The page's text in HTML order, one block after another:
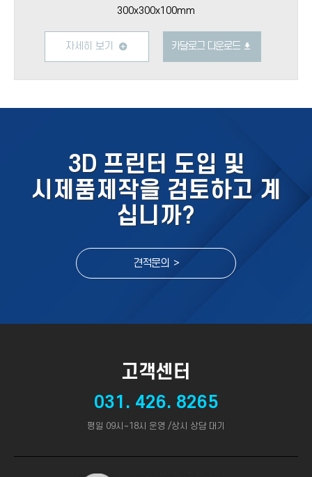
300x300x100mm
자세히 보기 카달로그 다운로드
3D 프린터 도입 및
시제품제작을 검토하고 계
십니까?
견적문의 >
고객센터
031. 426. 8265
평일 09시~18시 운영 /상시 상담 대기